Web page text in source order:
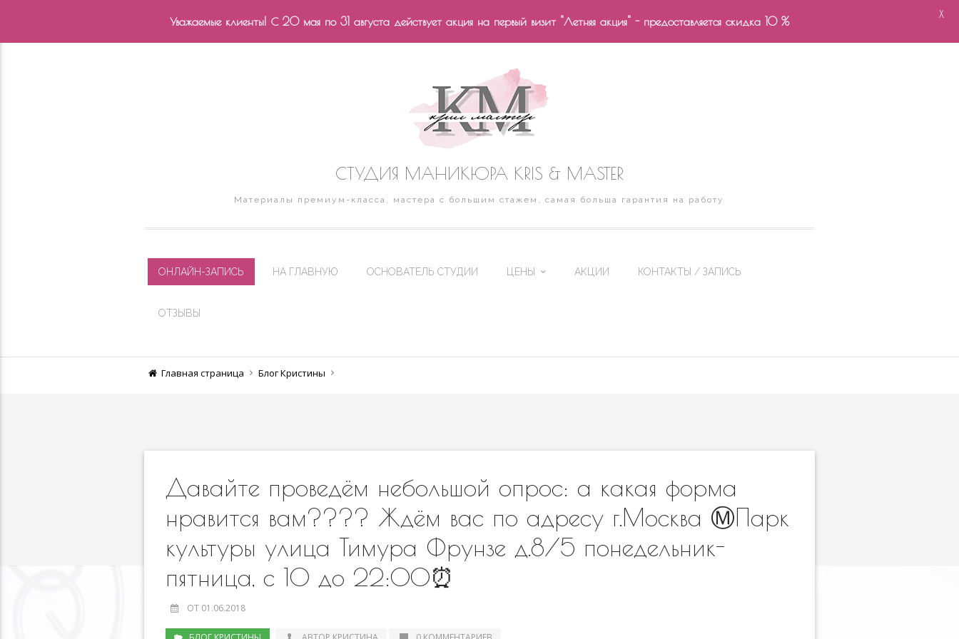
СТУДИЯ МАНИКЮРА KRIS & MASTER
Материалы премиум-класса, мастера с большим стажем, самая больша гарантия на работу
ОНЛАЙН-ЗАПИСЬ НА ГЛАВНУЮ ОСНОВАТЕЛЬ СТУДИИ ЦЕНЫ АКЦИИ КОНТАКТЫ / ЗАПИСЬ
ОТЗЫВЫ
Главная страница Блог Кристины
Давайте проведём небольшой опрос: а какая форма
нравится вам???? Ждём вас по адресу г.Москва Ⓜ️Парк
культуры улица Тимура Фрунзе д.8/5 понедельник-
пятница, с 10 до 22:00⏰
ОТ 01.06.2018
Уважаемые клиенты! С 20 мая по 31 августа действует акция на первый визит "Летняя акция" - предоставляется скидка 10 %
X